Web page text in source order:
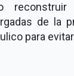
de la
para